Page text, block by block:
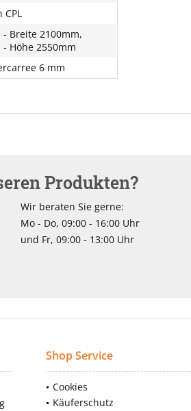
CPL
- Breite 2100mm,
- Höhe 2550mm
6 mm
Produkten?
Wir beraten Sie gerne:
Mo - Do, 09:00 - 16:00 Uhr
und Fr, 09:00 - 13:00 Uhr
Shop Service
Cookies
Käuferschutz